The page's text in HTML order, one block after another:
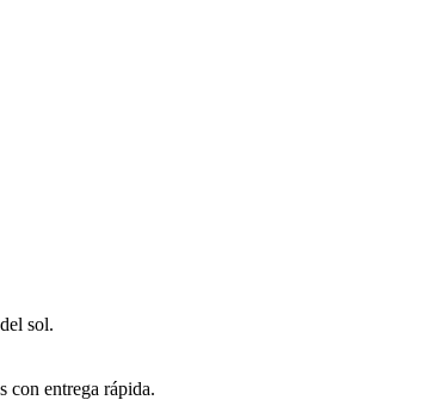
sol.
con entrega rápida.